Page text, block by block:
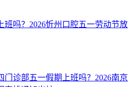
班吗？2026忻州口腔五一劳动节放
门诊部五一假期上班吗？2026南京